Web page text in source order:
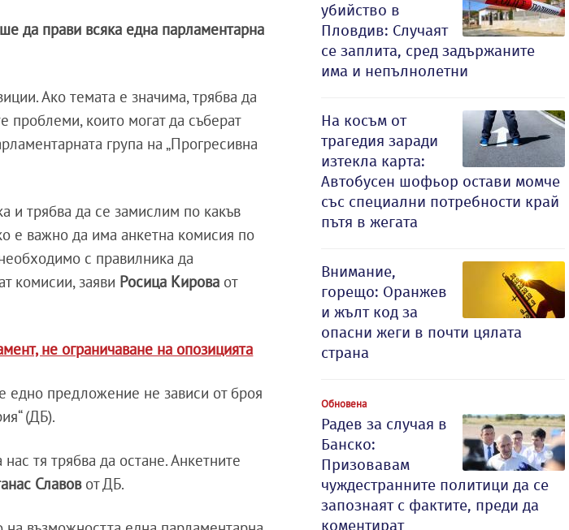
да прави всяка една парламентарна
Ако темата е значима, трябва да
проблеми, които могат да съберат
група на „Прогресивна
и трябва да се замислим по какъв
е важно да има анкетна комисия по
с правилника да
комисии, заяви Росица Кирова от
не ограничаване на опозицията
едно предложение не зависи от броя
(ДБ).
тя трябва да остане. Анкетните
Славов от ДБ.
убийство в
Пловдив: Случаят
се заплита, сред задържаните
има и непълнолетни
На косъм от
трагедия заради
изтекла карта:
Автобусен шофьор остави момче
със специални потребности край
пътя в жегата
Внимание,
горещо: Оранжев
и жълт код за
опасни жеги в почти цялата
страна
Обновена
Радев за случая в
Банско:
Призовавам
чуждестранните политици да се
запознаят с фактите, преди да
коментират